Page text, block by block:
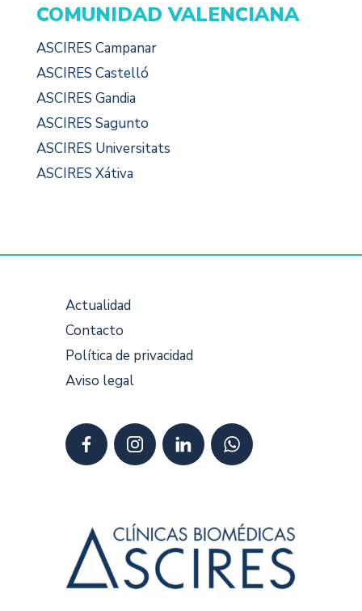
COMUNIDAD VALENCIANA
ASCIRES Campanar
ASCIRES Castelló
ASCIRES Gandia
ASCIRES Sagunto
ASCIRES Universitats
ASCIRES Xátiva
Actualidad
Contacto
Política de privacidad
Aviso legal